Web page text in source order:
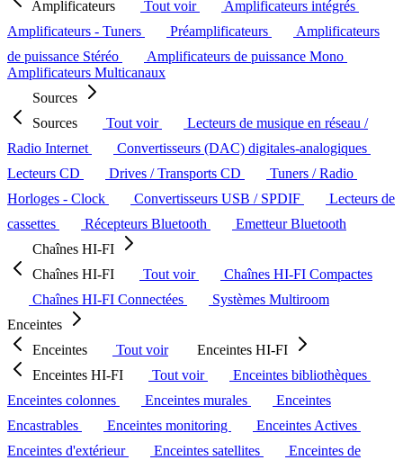
Amplificateurs
Tout voir
Amplificateurs intégrés
Amplificateurs - Tuners
Préamplificateurs
Amplificateurs
de puissance Stéréo
Amplificateurs de puissance Mono
Amplificateurs Multicanaux
Sources
Sources
Tout voir
Lecteurs de musique en réseau /
Radio Internet
Convertisseurs (DAC) digitales-analogiques
Lecteurs CD
Drives / Transports CD
Tuners / Radio
Horloges - Clock
Convertisseurs USB / SPDIF
Lecteurs de
cassettes
Récepteurs Bluetooth
Emetteur Bluetooth
Chaînes HI-FI
Chaînes HI-FI
Tout voir
Chaînes HI-FI Compactes
Chaînes HI-FI Connectées
Systèmes Multiroom
Enceintes
Enceintes
Tout voir
Enceintes HI-FI
Enceintes HI-FI
Tout voir
Enceintes bibliothèques
Enceintes colonnes
Enceintes murales
Enceintes
Encastrables
Enceintes monitoring
Enceintes Actives
Enceintes d'extérieur
Enceintes satellites
Enceintes de